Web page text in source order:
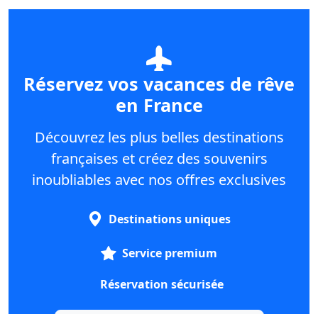
Réservez vos vacances de rêve
en France
Découvrez les plus belles destinations
françaises et créez des souvenirs
inoubliables avec nos offres exclusives
Destinations uniques
Service premium
Réservation sécurisée